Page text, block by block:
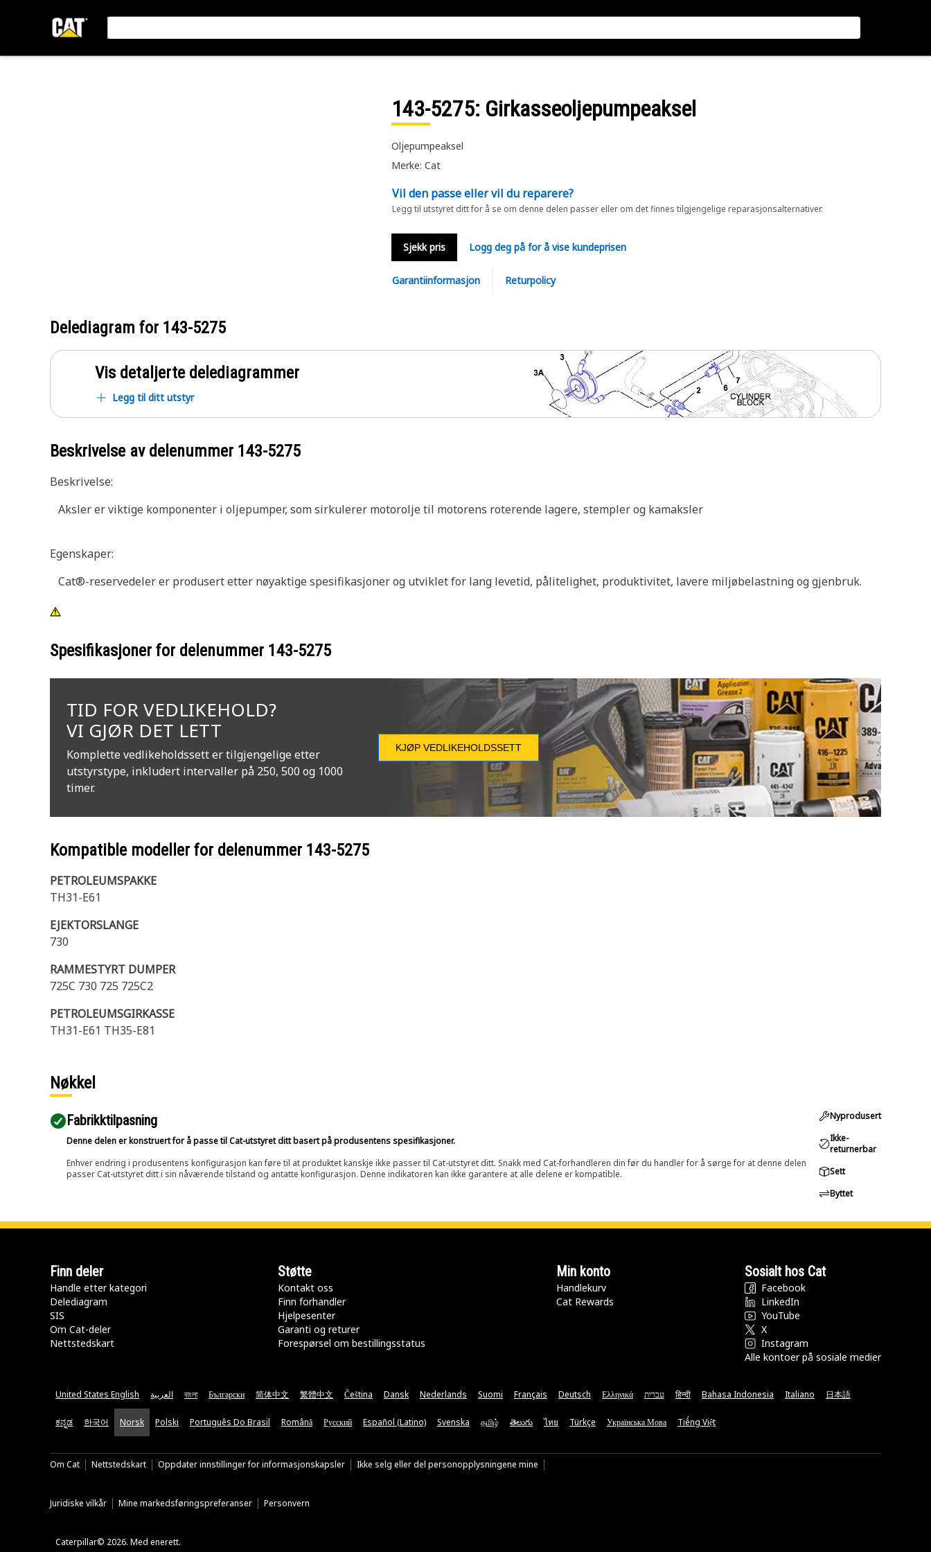
143-5275: Girkasseoljepumpeaksel
Oljepumpeaksel
Merke: Cat
Vil den passe eller vil du reparere?
Legg til utstyret ditt for å se om denne delen passer eller om det finnes tilgjengelige reparasjonsalternativer.
Sjekk pris Logg deg på for å vise kundeprisen
Garantiinformasjon Returpolicy
Delediagram for 143-5275
Vis detaljerte delediagrammer
Legg til ditt utstyr
Beskrivelse av delenummer 143-5275
Beskrivelse:
Aksler er viktige komponenter i oljepumper, som sirkulerer motorolje til motorens roterende lagere, stempler og kamaksler
Egenskaper:
Cat®-reservedeler er produsert etter nøyaktige spesifikasjoner og utviklet for lang levetid, pålitelighet, produktivitet, lavere miljøbelastning og gjenbruk.
Spesifikasjoner for delenummer 143-5275
TID FOR VEDLIKEHOLD?
VI GJØR DET LETT
Komplette vedlikeholdssett er tilgjengelige etter
utstyrstype, inkludert intervaller på 250, 500 og 1000
timer.
KJØP VEDLIKEHOLDSSETT
Kompatible modeller for delenummer 143-5275
PETROLEUMSPAKKE
TH31-E61
EJEKTORSLANGE
730
RAMMESTYRT DUMPER
725C 730 725 725C2
PETROLEUMSGIRKASSE
TH31-E61 TH35-E81
Nøkkel
Fabrikktilpasning
Denne delen er konstruert for å passe til Cat-utstyret ditt basert på produsentens spesifikasjoner.
Enhver endring i produsentens konfigurasjon kan føre til at produktet kanskje ikke passer til Cat-utstyret ditt. Snakk med Cat-forhandleren din før du handler for å sørge for at denne delen
passer Cat-utstyret ditt i sin nåværende tilstand og antatte konfigurasjon. Denne indikatoren kan ikke garantere at alle delene er kompatible.
Nyprodusert
Ikke-
returnerbar
Sett
Byttet
Finn deler
Handle etter kategori
Delediagram
SIS
Om Cat-deler
Nettstedskart
Støtte
Kontakt oss
Finn forhandler
Hjelpesenter
Garanti og returer
Forespørsel om bestillingsstatus
Min konto
Handlekurv
Cat Rewards
Sosialt hos Cat
Facebook
LinkedIn
YouTube
X
Instagram
Alle kontoer på sosiale medier
United States English العربية বাংলা Български 简体中文 繁體中文 Čeština Dansk Nederlands Suomi Français Deutsch Ελληνικά עברית हिन्दी Bahasa Indonesia Italiano 日本語
ಕನ್ನಡ 한국어 Norsk Polski Português Do Brasil Română Русский Español (Latino) Svenska தமிழ் తెలుగు ไทย Türkçe Українська Мова Tiếng Việt
Om Cat Nettstedskart Oppdater innstillinger for informasjonskapsler Ikke selg eller del personopplysningene mine
Juridiske vilkår Mine markedsføringspreferanser Personvern
Caterpillar© 2026. Med enerett.